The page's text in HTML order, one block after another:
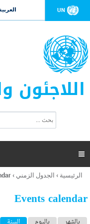
UN
اللاجئون
ت
ر
ل
ح
ب

أنت
هنا
الرئيسية › الجدول الزمني ›
Events calendar